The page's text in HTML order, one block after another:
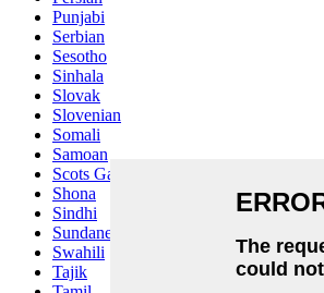
Punjabi
Serbian
Sesotho
Sinhala
Slovak
Slovenian
Somali
Samoan
Scots Gaelic
Shona
Sindhi
Sundanese
Swahili
Tajik